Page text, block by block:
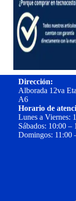
Dirección:
Alborada 12va
A6
Horario de
Lunes a Viernes:
Sábados: 10:00 –
Domingos: 11:00